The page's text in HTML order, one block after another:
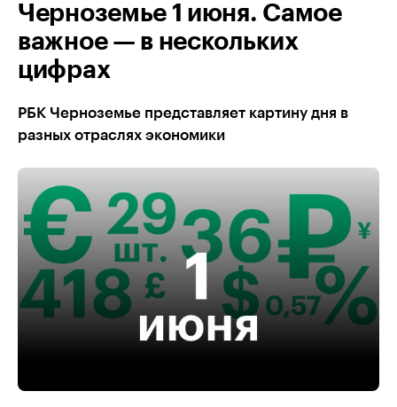
Черноземье 1 июня. Самое
важное — в нескольких
цифрах
РБК Черноземье представляет картину дня в
разных отраслях экономики